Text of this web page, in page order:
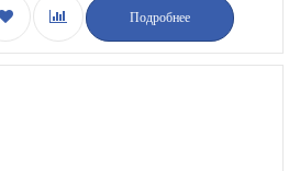
Подробнее